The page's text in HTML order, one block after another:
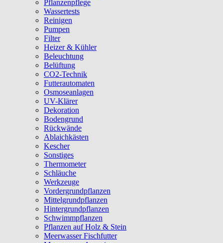
Pflanzenpflege
Wassertests
Reinigen
Pumpen
Filter
Heizer & Kühler
Beleuchtung
Belüftung
CO2-Technik
Futterautomaten
Osmoseanlagen
UV-Klärer
Dekoration
Bodengrund
Rückwände
Ablaichkästen
Kescher
Sonstiges
Thermometer
Schläuche
Werkzeuge
Vordergrundpflanzen
Mittelgrundpflanzen
Hintergrundpflanzen
Schwimmpflanzen
Pflanzen auf Holz & Stein
Meerwasser Fischfutter